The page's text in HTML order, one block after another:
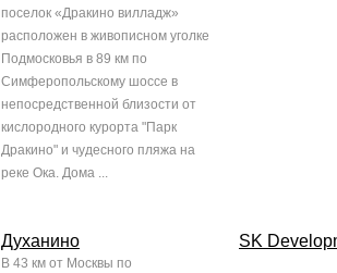
поселок «Дракино вилладж»
расположен в живописном уголке
Подмосковья в 89 км по
Симферопольскому шоссе в
непосредственной близости от
кислородного курорта "Парк
Дракино" и чудесного пляжа на
реке Ока. Дома ...
Духанино
В 43 км от Москвы по
SK